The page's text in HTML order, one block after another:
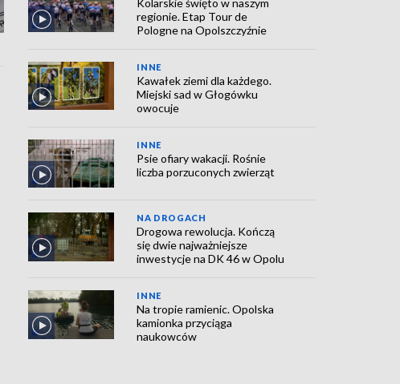
regionie. Etap Tour de
Pologne na Opolszczyźnie
INNE
Kawałek ziemi dla każdego.
Miejski sad w Głogówku
owocuje
INNE
Psie ofiary wakacji. Rośnie
liczba porzuconych zwierząt
NA DROGACH
Drogowa rewolucja. Kończą
się dwie najważniejsze
inwestycje na DK 46 w Opolu
INNE
Na tropie ramienic. Opolska
kamionka przyciąga
naukowców